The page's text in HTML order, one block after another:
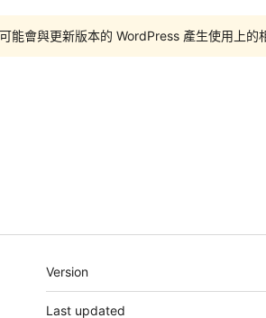
能會與更新版本的 WordPress 產生使用上的
其
它
Version
Last updated